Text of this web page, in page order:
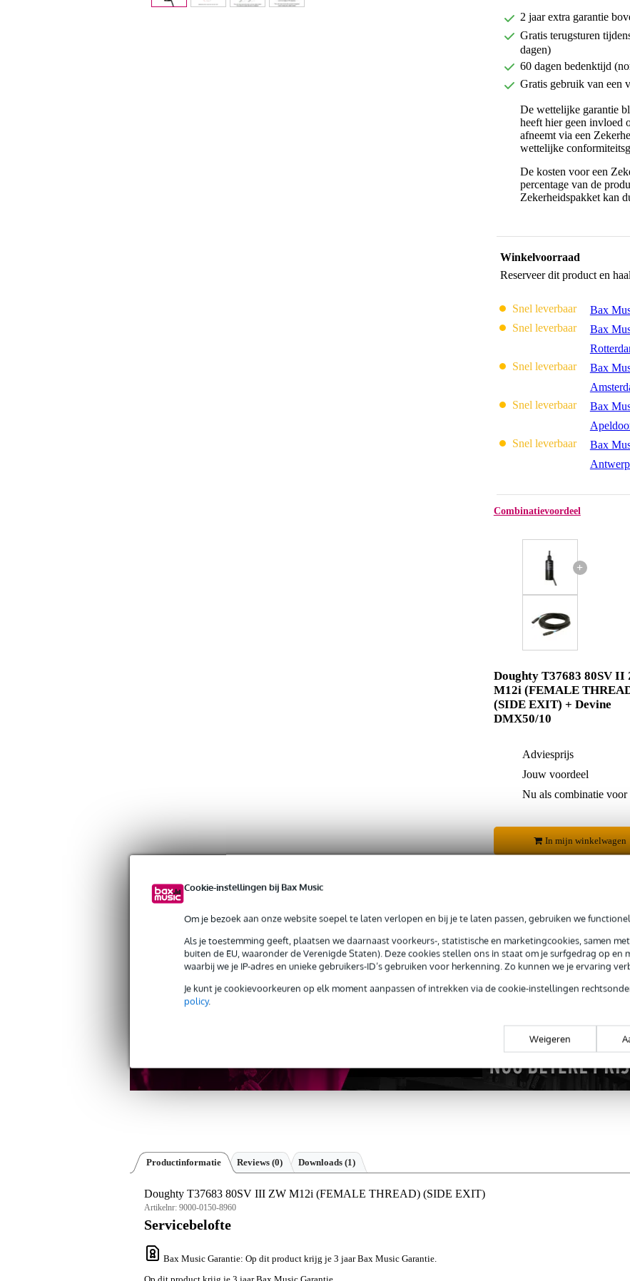
Cookie-instellingen bij Bax Music
Om je bezoek aan onze website soepel te laten verlopen en bij je te laten passen, gebruiken we
Als je toestemming geeft, plaatsen we daarnaast voorkeurs-, statistische en marketingcookies, samen
buiten de EU, waaronder de Verenigde Staten). Deze cookies stellen ons in staat om je surfgedrag op en
waarbij we je IP-adres en unieke gebruikers-ID’s gebruiken voor herkenning. Zo kunnen we je ervaring
Je kunt je cookievoorkeuren op elk moment aanpassen of intrekken via de cookie-instellingen
policy.
Weigeren
2 jaar extra garantie
Gratis terugsturen
dagen)
60 dagen bedenktijd
Gratis gebruik van een
De wettelijke garantie
heeft hier geen invloed
afneemt via een
wettelijke
De kosten voor een
percentage van de
Zekerheidspakket kan
Winkelvoorraad
Reserveer dit product en
Snel leverbaar Bax
Snel leverbaar
Bax
Snel leverbaar
Bax
Snel leverbaar
Bax
Snel leverbaar
Bax
Combinatievoordeel
+
Doughty T37683 80SV II
M12i (FEMALE
(SIDE EXIT) + Devine
DMX50/10
Adviesprijs
Jouw voordeel
Nu als combinatie voor
In mijn winkelwagen
Gratis verzending vanaf € 99,-
30 dagen 'niet goed geld terug' garantie
3 jaar Bax Music garantie
Laagste-prijs-garantie
Productinformatie Reviews (0) Downloads (1)
Doughty T37683 80SV III ZW M12i (FEMALE THREAD) (SIDE EXIT)
Artikelnr: 9000-0150-8960
Servicebelofte
Bax Music Garantie: Op dit product krijg je 3 jaar Bax Music Garantie.